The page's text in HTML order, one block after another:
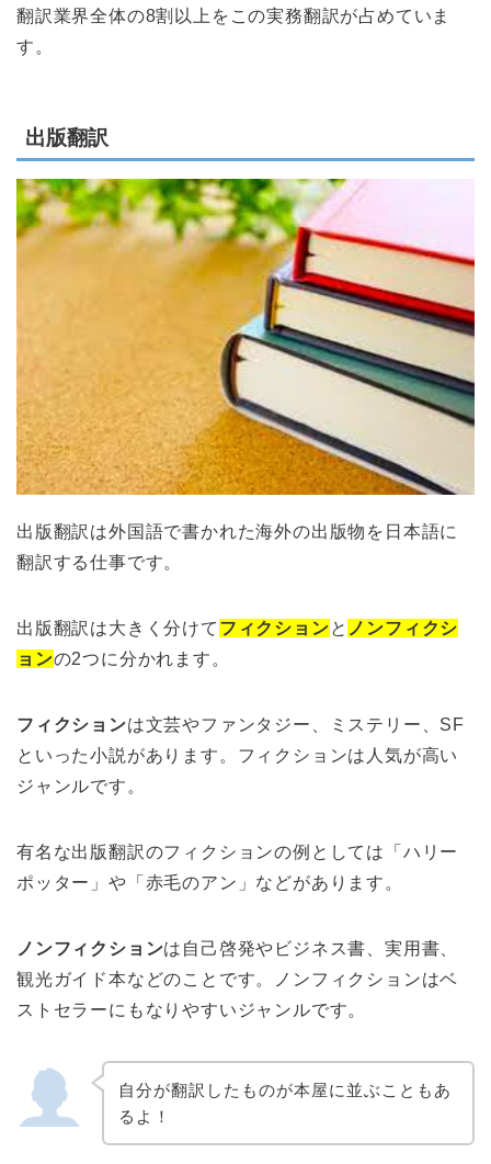
翻訳業界全体の8割以上をこの実務翻訳が占めていま
す。
出版翻訳
出版翻訳は外国語で書かれた海外の出版物を日本語に
翻訳する仕事です。
出版翻訳は大きく分けて フィクションと ノンフィクシ
ョンの2つに分かれます。
フィクションは文芸やファンタジー、ミステリー、SF
といった小説があります。フィクションは人気が高い
ジャンルです。
有名な出版翻訳のフィクションの例としては「ハリー
ポッター」や「赤毛のアン」などがあります。
ノンフィクションは自己啓発やビジネス書、実用書、
観光ガイド本などのことです。ノンフィクションはベ
ストセラーにもなりやすいジャンルです。
自分が翻訳したものが本屋に並ぶこともあ
るよ！